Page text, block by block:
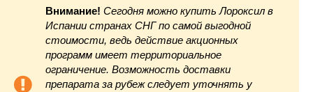
Внимание! Сегодня можно купить Лороксил в
Испании странах СНГ по самой выгодной
стоимости, ведь действие акционных
программ имеет территориальное
ограничение. Возможность доставки
препарата за рубеж следует уточнять у